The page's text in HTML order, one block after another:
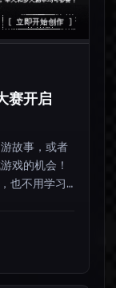
开启
故事，或者
戏的机会！
也不用学习